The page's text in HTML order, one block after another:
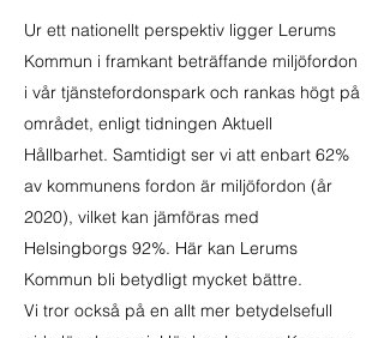
Ur ett nationellt perspektiv ligger Lerums
Kommun i framkant beträffande miljöfordon
i vår tjänstefordonspark och rankas högt på
området, enligt tidningen Aktuell
Hållbarhet. Samtidigt ser vi att enbart 62%
av kommunens fordon är miljöfordon (år
2020), vilket kan jämföras med
Helsingborgs 92%. Här kan Lerums
Kommun bli betydligt mycket bättre.
Vi tror också på en allt mer betydelsefull